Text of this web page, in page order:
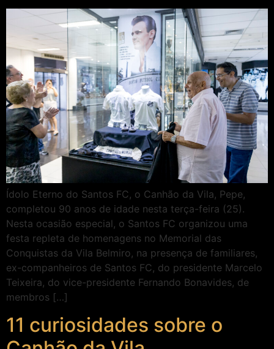
Ídolo Eterno do Santos FC, o Canhão da Vila, Pepe,
completou 90 anos de idade nesta terça-feira (25).
Nesta ocasião especial, o Santos FC organizou uma
festa repleta de homenagens no Memorial das
Conquistas da Vila Belmiro, na presença de familiares,
ex-companheiros de Santos FC, do presidente Marcelo
Teixeira, do vice-presidente Fernando Bonavides, de
membros […]
11 curiosidades sobre o